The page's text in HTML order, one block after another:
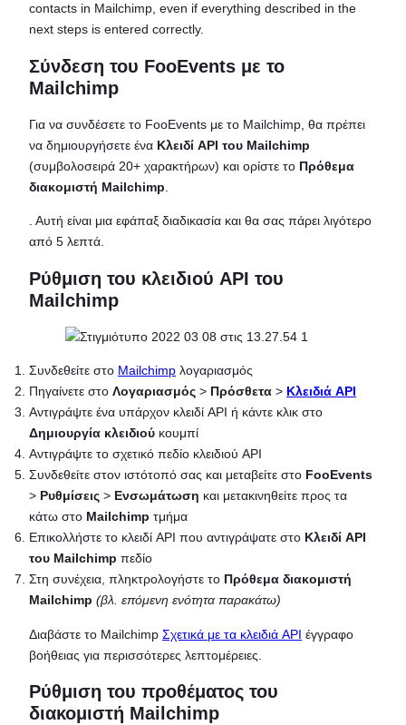
contacts in Mailchimp, even if everything described in the
next steps is entered correctly.
Σύνδεση του FooEvents με το
Mailchimp
Για να συνδέσετε το FooEvents με το Mailchimp, θα πρέπει
να δημιουργήσετε ένα Κλειδί API του Mailchimp
(συμβολοσειρά 20+ χαρακτήρων) και ορίστε το Πρόθεμα
διακομιστή Mailchimp
. Αυτή είναι μια εφάπαξ διαδικασία και θα σας πάρει λιγότερο
από 5 λεπτά.
Ρύθμιση του κλειδιού API του
Mailchimp
Συνδεθείτε στο Mailchimp λογαριασμός
Πηγαίνετε στο Λογαριασμός > Πρόσθετα > Κλειδιά API
Αντιγράψτε ένα υπάρχον κλειδί API ή κάντε κλικ στο
Δημιουργία κλειδιού κουμπί
Αντιγράψτε το σχετικό πεδίο κλειδιού API
Συνδεθείτε στον ιστότοπό σας και μεταβείτε στο FooEvents
> Ρυθμίσεις > Ενσωμάτωση και μετακινηθείτε προς τα
κάτω στο Mailchimp τμήμα
Επικολλήστε το κλειδί API που αντιγράψατε στο Κλειδί API
του Mailchimp πεδίο
Στη συνέχεια, πληκτρολογήστε το Πρόθεμα διακομιστή
Mailchimp (βλ. επόμενη ενότητα παρακάτω)
Διαβάστε το Mailchimp Σχετικά με τα κλειδιά API έγγραφο
βοήθειας για περισσότερες λεπτομέρειες.
Ρύθμιση του προθέματος του
διακομιστή Mailchimp